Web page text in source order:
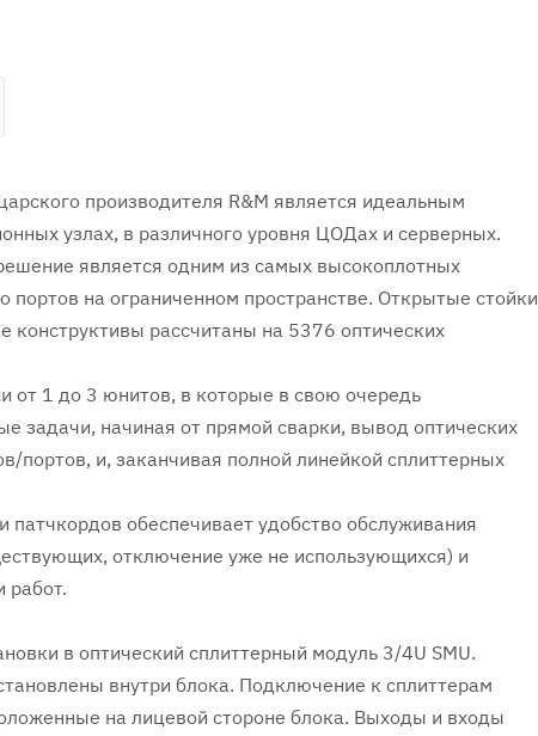
производителя R&M является идеальным
узлах, в различного уровня ЦОДах и серверных.
является одним из самых высокоплотных
на ограниченном пространстве. Открытые стойки
рассчитаны на 5376 оптических
от 1 до 3 юнитов, в которые в свою очередь
задачи, начиная от прямой сварки, вывод оптических
портов, и, заканчивая полной линейкой сплиттерных
обеспечивает удобство обслуживания
отключение уже не использующихся) и
работ.
в оптический сплиттерный модуль 3/4U SMU.
внутри блока. Подключение к сплиттерам
на лицевой стороне блока. Выходы и входы